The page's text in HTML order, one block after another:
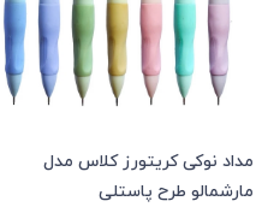
مداد نوکی کریتورز کلاس مدل
مارشمالو طرح پاستلی